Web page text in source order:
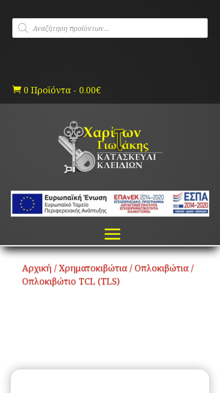
content
Products
search
 0 Προϊόντα - 0.00€
Αρχική / Χρηματοκιβώτια/ Οπλοκιβώτια/
Οπλοκιβώτιο TCL (TLS)